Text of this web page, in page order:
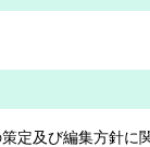
定及び編集方針に